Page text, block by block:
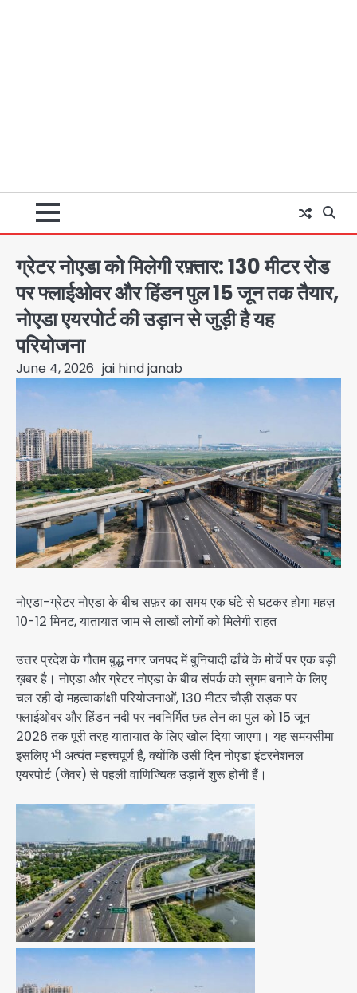
ग्रेटर नोएडा को मिलेगी रफ़्तार: 130 मीटर रोड
पर फ्लाईओवर और हिंडन पुल 15 जून तक तैयार,
नोएडा एयरपोर्ट की उड़ान से जुड़ी है यह
परियोजना
June 4, 2026 jai hind janab
नोएडा-ग्रेटर नोएडा के बीच सफ़र का समय एक घंटे से घटकर होगा महज़
10-12 मिनट, यातायात जाम से लाखों लोगों को मिलेगी राहत
उत्तर प्रदेश के गौतम बुद्ध नगर जनपद में बुनियादी ढाँचे के मोर्चे पर एक बड़ी
ख़बर है। नोएडा और ग्रेटर नोएडा के बीच संपर्क को सुगम बनाने के लिए
चल रही दो महत्वाकांक्षी परियोजनाओं, 130 मीटर चौड़ी सड़क पर
फ्लाईओवर और हिंडन नदी पर नवनिर्मित छह लेन का पुल को 15 जून
2026 तक पूरी तरह यातायात के लिए खोल दिया जाएगा। यह समयसीमा
इसलिए भी अत्यंत महत्त्वपूर्ण है, क्योंकि उसी दिन नोएडा इंटरनेशनल
एयरपोर्ट (जेवर) से पहली वाणिज्यिक उड़ानें शुरू होनी हैं।